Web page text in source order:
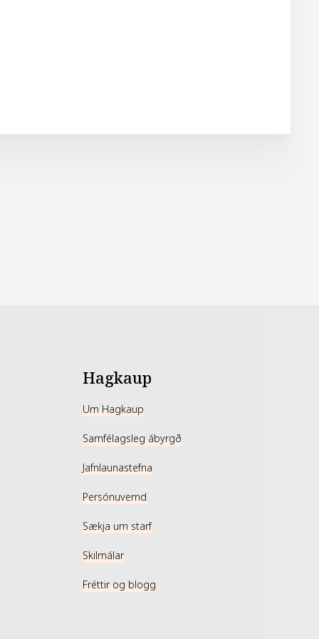
Hagkaup
Um Hagkaup
Samfélagsleg ábyrgð
Jafnlaunastefna
Persónuvernd
Sækja um starf
Skilmálar
Fréttir og blogg